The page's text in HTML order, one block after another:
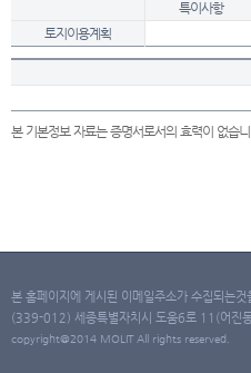
특이사항
토지이용계획
본 기본정보 자료는 증명서로서의 효력이 없습니
본 홈페이지에 게시된 이메일주소가 수집되는
(339-012) 세종특별자치시 도움6로 11(어
copyright@2014 MOLIT All rights reserved.